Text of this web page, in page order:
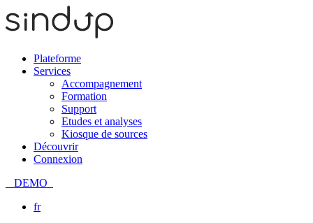
Plateforme
Services
Accompagnement
Formation
Support
Etudes et analyses
Kiosque de sources
Découvrir
Connexion
DEMO
fr